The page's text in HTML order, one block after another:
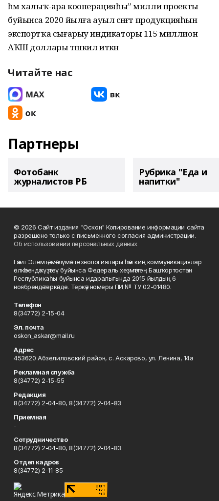
һәм халыҡ-ара кооперацияһы” милли проекты
буйынса 2020 йылға ауыл сәнәғәт продукцияһын
экспортҡа сығарыу индикаторы 115 миллион
АҠШ доллары тәшкил иткән
Читайте нас
Партнеры
Фотобанк
журналистов РБ
Рубрика "Еда и
напитки"
© 2026 Сайт издания "Оскон" Копирование информации сайта
разрешено только с письменного согласия администрации.
Об использовании персональных данных
Гәзит Элемтә, мәғлүмәт технологиялары һәм киң коммуникациялар
өлкәһендә күҙәтеү буйынса Федераль хеҙмәттең Башҡортостан
Республикаһы буйынса идаралығында 2015 йылдың 6
ноябрендә теркәлде. Теркәү номеры ПИ № ТУ 02-01480.
Телефон
8(34772) 2-15-04
Эл. почта
oskon_askar@mail.ru
Адрес
453620 Абзелиловский район, с. Аскарово, ул. Ленина, 14а
Рекламная служба
8(34772) 2-15-55
Редакция
8(34772) 2-04-80, 8(34772) 2-04-83
Приемная
-
Сотрудничество
8(34772) 2-04-80, 8(34772) 2-04-83
Отдел кадров
8(34772) 2-11-85